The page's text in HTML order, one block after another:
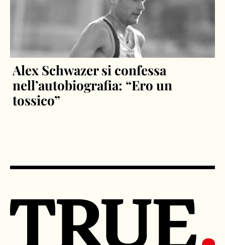
Alex Schwazer si confessa
nell’autobiografia: “Ero un
tossico”